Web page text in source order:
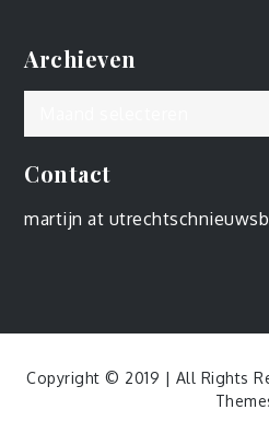
Archieven
Contact
martijn at
Copyright © 2019 | All Rights